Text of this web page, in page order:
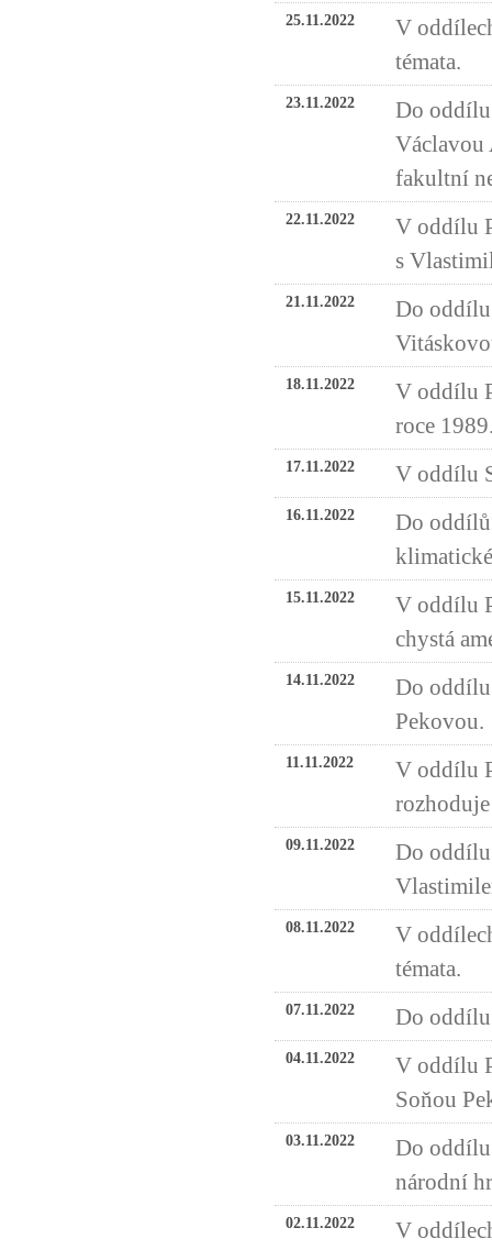
25.11.2022
V
témata.
23.11.2022
Do
Václavou
fakultní
22.11.2022
V oddílu
s
21.11.2022
Do oddílu
18.11.2022
V oddílu
roce
17.11.2022 V oddílu
16.11.2022
Do
15.11.2022
V oddílu
chystá
14.11.2022
Do
Pekovou.
11.11.2022
V oddílu
09.11.2022
Do
08.11.2022
V
témata.
07.11.2022 Do oddílu
04.11.2022
V oddílu
Soňou
03.11.2022
Do
národní
02.11.2022
V